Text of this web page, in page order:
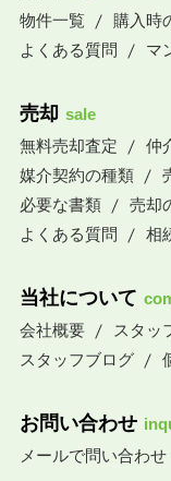
物件一覧
購入時
よくある質問
マ
売却 sale
無料売却査定
仲
媒介契約の種類
必要な書類
売却
よくある質問
相
当社について
会社概要
スタッ
スタッフブログ
お問い合わせ
メールで問い合わせ